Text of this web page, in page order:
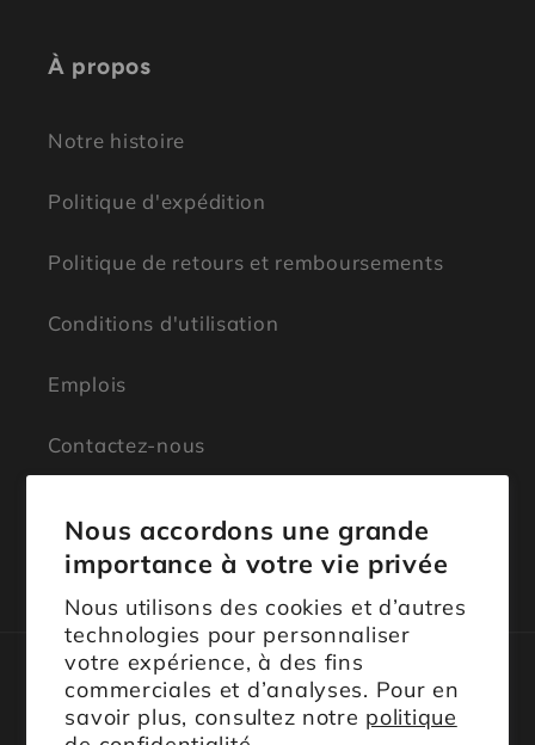
Nous accordons une grande
importance à votre vie privée
Nous utilisons des cookies et d’autres
technologies pour personnaliser
votre expérience, à des fins
commerciales et d’analyses. Pour en
savoir plus, consultez notre politique
À propos
Notre histoire
Politique d'expédition
Politique de retours et remboursements
Conditions d'utilisation
Emplois
Contactez-nous
FacebookInstagram
TikTok
Langue